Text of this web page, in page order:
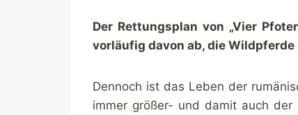
Der Rettungsplan von „Vier
vorläufig davon ab, die
Dennoch ist das Leben der
immer größer- und damit auch